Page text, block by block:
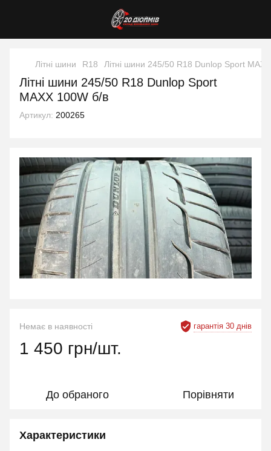
Літні шини R18 Літні шини 245/50 R18 Dunlop Sport
Літні шини 245/50 R18 Dunlop Sport
MAXX 100W б/в
Артикул: 200265
гарантія 30 днів
Немає в наявності
1 450 грн/шт.
До обраного Порівняти
Характеристики